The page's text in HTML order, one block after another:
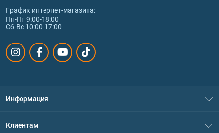
График интернет‑магазина:
Пн-Пт 9:00-18:00
Сб-Вс 10:00-17:00
Информация
Клиентам